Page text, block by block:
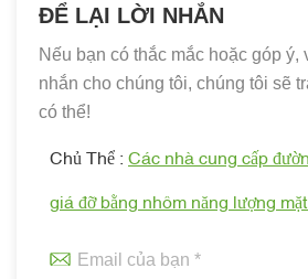
ĐỂ LẠI LỜI NHẮN
Nếu bạn có thắc mắc hoặc góp ý,
nhắn cho chúng tôi, chúng tôi sẽ
có thể!
Chủ Thể : Các nhà cung cấp
giá đỡ bằng nhôm năng lượng